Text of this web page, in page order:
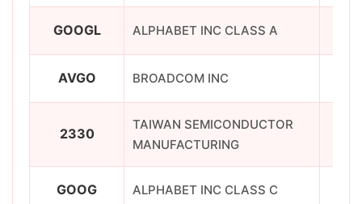
GOOGL ALPHABET INC CLASS A
AVGO BROADCOM INC
2330
TAIWAN SEMICONDUCTOR
MANUFACTURING
GOOG ALPHABET INC CLASS C